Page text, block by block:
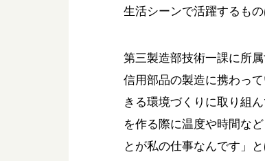
生活シーンで活躍するもの
第三製造部技術一課に所
信用部品の製造に携わっ
きる環境づくりに取り組
を作る際に温度や時間な
とが私の仕事なんです」